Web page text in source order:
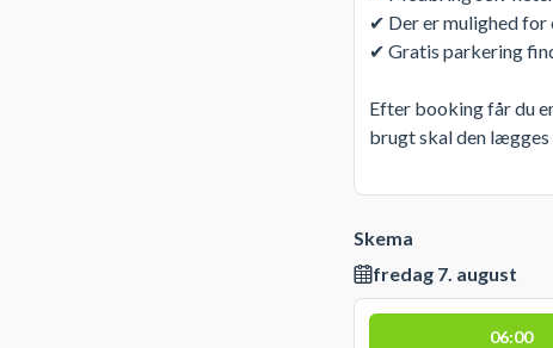
✔ Der er mulighed
✔ Gratis parkering
Efter booking får du
brugt skal den lægges
Skema
fredag 7. august
06:00